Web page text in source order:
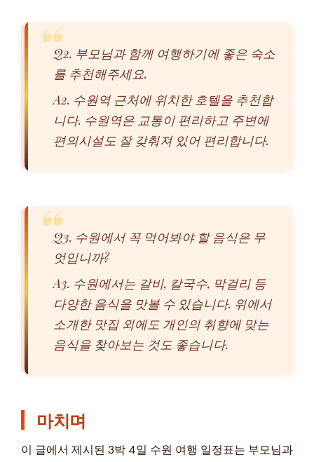
Q2. 부모님과 함께 여행하기에 좋은 숙소
를 추천해주세요.
A2. 수원역 근처에 위치한 호텔을 추천합
니다. 수원역은 교통이 편리하고 주변에
편의시설도 잘 갖춰져 있어 편리합니다.
Q3. 수원에서 꼭 먹어봐야 할 음식은 무
엇입니까?
A3. 수원에서는 갈비, 칼국수, 막걸리 등
다양한 음식을 맛볼 수 있습니다. 위에서
소개한 맛집 외에도 개인의 취향에 맞는
음식을 찾아보는 것도 좋습니다.
마치며
이 글에서 제시된 3박 4일 수원 여행 일정표는 부모님과